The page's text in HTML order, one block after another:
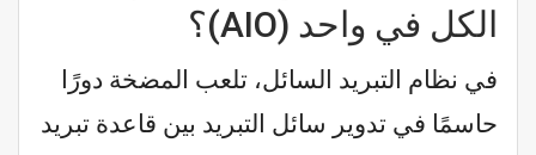
الكل في واحد (AIO)؟
في نظام التبريد السائل، تلعب المضخة دورًا
حاسمًا في تدوير سائل التبريد بين قاعدة تبريد